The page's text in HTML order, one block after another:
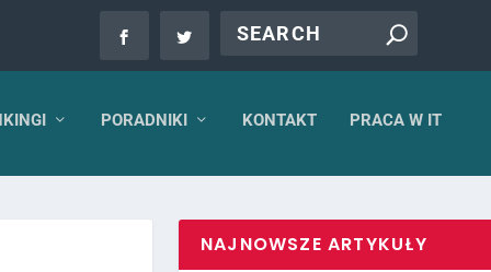
PORADNIKI KONTAKT PRACA W IT
NAJNOWSZE ARTYKUŁY